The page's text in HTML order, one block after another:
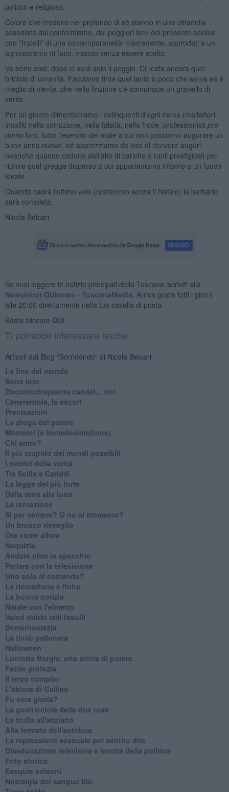
politico e religioso.
Coloro che credono nel profondo di sé stanno in una cittadella
assediata dal conformismo, dai peggiori ismi del presente sociale,
con “fratelli” di una contemporaneità miscredente, approdati a un
agnosticismo di fatto, vissuto senza essere scelto.
Va bene così: dopo ci sarà solo il peggio. Ci resta ancora quel
briciolo di umanità. Facciamo finta quel tanto o poco che serve ed è
meglio di niente, che nella finzione c’è comunque un granello di
verità.
Per un giorno dimentichiamo i delinquenti d’ogni risma (malfattori
incalliti nella corruzione, nella falsità, nella frode, professionisti pro
domo loro, tutto l’esercito del male a cui non possiamo augurare un
buon anno nuovo, né apprezziamo da loro di ricevere auguri,
neanche quando cadono dall’alto di cariche o ruoli prestigiosi) per
riunire quel gregge disperso a cui apparteniamo intorno a un fuoco
ideale.
Quando cadrà l’ultimo velo (resteremo senza il Natale) la barbarie
sarà completa.
Nicola Belcari
Se vuoi leggere le notizie principali della Toscana iscriviti alla
Newsletter QUInews - ToscanaMedia. Arriva gratis tutti i giorni
alle 20:00 direttamente nella tua casella di posta.
Basta cliccare QUI
Ti potrebbe interessare anche:
Articoli dal Blog “Sorridendo” di Nicola Belcari
La fine del mondo
Sono loro
Ducentocinquanta candel... otti
Cenerentola, la escort
Precisazioni
La droga del potere
Momenti (e immedesimazione)
Chi sono?
Il più stupido dei mondi possibili
I nemici della verità
Tra Scilla e Cariddi
La legge del più forte
Dalla terra alla luna
La tentazione
​Sì per sempre? O no al momento?
Un brusco risveglio
Ora come allora
Nequizia
Andare oltre lo specchio
Parlare con la televisione
Uno solo al comando?
La ricreazione è finita
La buona notizia
Natale con l'elmetto
Valori dubbi miti fasulli
Demeritocrazia
La tivvù pallonara
Halloween
​Lucrezia Borgia, una storia di potere
Facile profezia
Il terzo compito
L'abiura di Galileo
Fu vera gloria?
La guerricciola delle due rose
La truffa all'anziano
Alla fermata dell'autobus
La repressione sessuale per sentito dire
Diseducazione televisiva e inerzia della politica
Foto storica
Esequie solenni
Nostalgia del sangue blu